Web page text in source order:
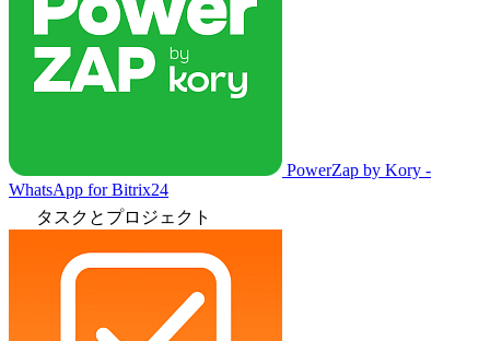
PowerZap by Kory -
WhatsApp for Bitrix24
タスクとプロジェクト